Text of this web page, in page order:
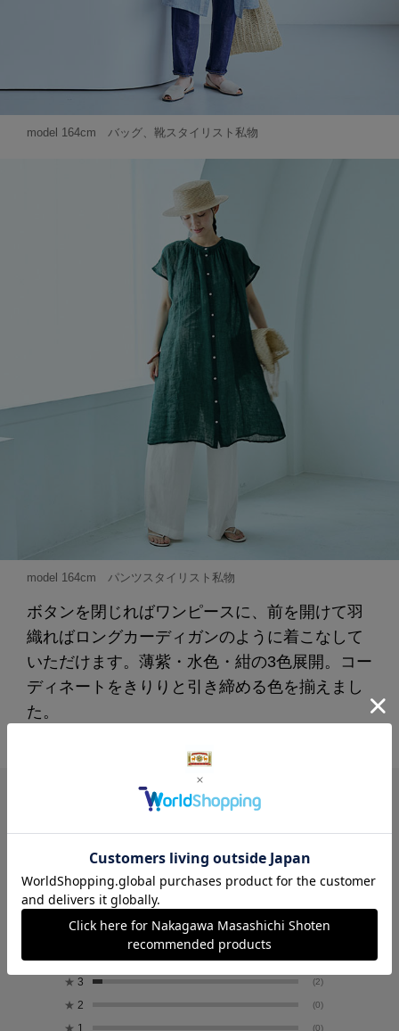
model 164cm バッグ、靴スタイリスト私物
model 164cm パンツスタイリスト私物
ボタンを閉じればワンピースに、前を開けて羽
織ればロングカーディガンのように着こなして
いただけます。薄紫・水色・紺の3色展開。コー
ディネートをきりりと引き締める色を揃えまし
た。
レビュー
4.8
レビュー件数： 39
★ 4 (4)
★ 3 (2)
★ 2 (0)
★ 1 (0)